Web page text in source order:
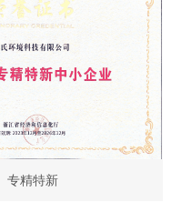
专精特新